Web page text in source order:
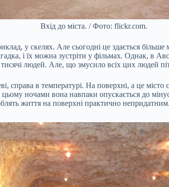
Вхід до міста. / Фото: flickr.com.
у скелях. Але сьогодні це здається
і їх можна зустріти у фільмах. Однак, в
людей. Але, що змусило всіх цих людей
справа в температурі. На поверхні, а це
ночами вона навпаки опускається до
життя на поверхні практично непридатним.